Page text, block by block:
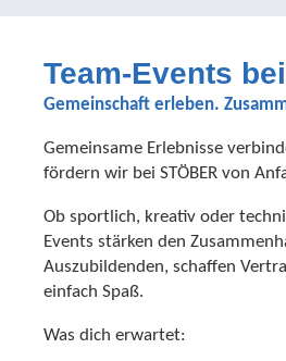
Team-Events
Gemeinschaft erleben.
Gemeinsame Erlebnisse
fördern wir bei STÖBER von
Ob sportlich, kreativ oder
Events stärken den
Auszubildenden, schaffen
einfach Spaß.
Was dich erwartet: